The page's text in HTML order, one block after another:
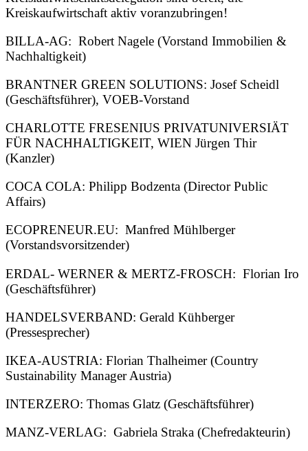
Kreiskaufwirtschaft aktiv voranzubringen!
BILLA-AG: Robert Nagele (Vorstand Immobilien &
Nachhaltigkeit)
BRANTNER GREEN SOLUTIONS: Josef Scheidl
(Geschäftsführer), VOEB-Vorstand
CHARLOTTE FRESENIUS PRIVATUNIVERSIÄT
FÜR NACHHALTIGKEIT, WIEN Jürgen Thir
(Kanzler)
COCA COLA: Philipp Bodzenta (Director Public
Affairs)
ECOPRENEUR.EU: Manfred Mühlberger
(Vorstandsvorsitzender)
ERDAL- WERNER & MERTZ-FROSCH: Florian Iro
(Geschäftsführer)
HANDELSVERBAND: Gerald Kühberger
(Pressesprecher)
IKEA-AUSTRIA: Florian Thalheimer (Country
Sustainability Manager Austria)
INTERZERO: Thomas Glatz (Geschäftsführer)
MANZ-VERLAG: Gabriela Straka (Chefredakteurin)